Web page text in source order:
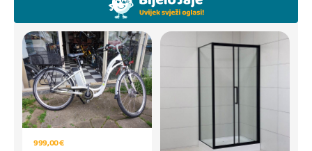
999,00 €